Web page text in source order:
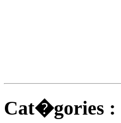
Cat�gories :